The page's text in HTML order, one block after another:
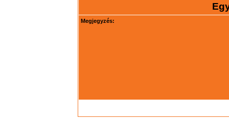
Megjegyzés: